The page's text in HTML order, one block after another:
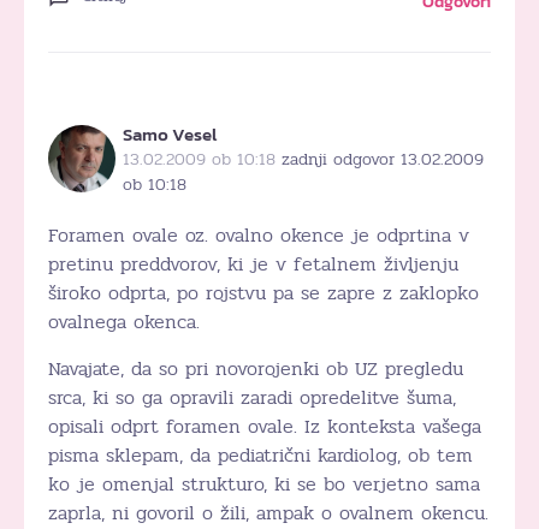
Samo Vesel
13.02.2009 ob 10:18 zadnji odgovor 13.02.2009
ob 10:18
Foramen ovale oz. ovalno okence je odprtina v
pretinu preddvorov, ki je v fetalnem življenju
široko odprta, po rojstvu pa se zapre z zaklopko
ovalnega okenca.
Navajate, da so pri novorojenki ob UZ pregledu
srca, ki so ga opravili zaradi opredelitve šuma,
opisali odprt foramen ovale. Iz konteksta vašega
pisma sklepam, da pediatrični kardiolog, ob tem
ko je omenjal strukturo, ki se bo verjetno sama
zaprla, ni govoril o žili, ampak o ovalnem okencu.